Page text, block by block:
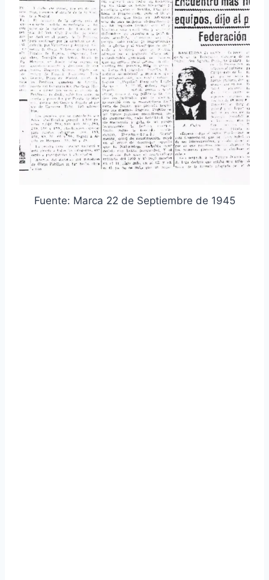
Fuente: Marca 22 de Septiembre de 1945